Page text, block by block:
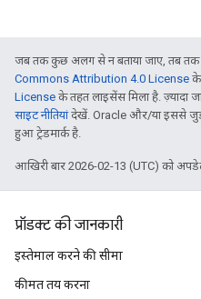
जब तक कुछ अलग से न बताया जाए, तब तक
Commons Attribution 4.0 License के
License के तहत लाइसेंस मिला है. ज़्यादा
साइट नीतियांदेखें. Oracle और/या इससे जुड़ी
हुआ ट्रेडमार्क है.
आखिरी बार 2026-02-13 (UTC) को
प्रॉडक्ट की जानकारी
इस्तेमाल करने की सीमा
कीमत तय करना